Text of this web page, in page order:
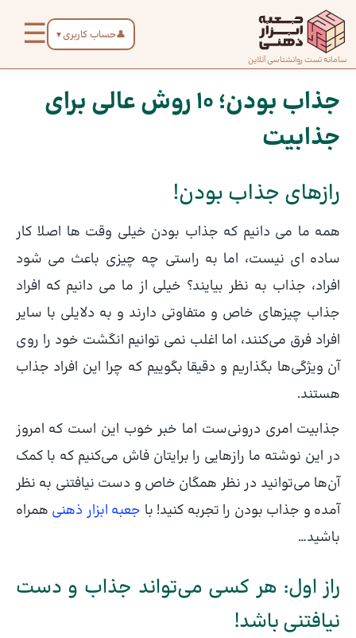
محتوا
سامانه تست روانشناسی آنلاین
👤حساب کاربری ▼
☰
صفحه
اصلی
درباره
تماس
با ما
دسته‌بندی
تست‌ها
جذاب بودن؛ ۱۰ روش عالی برای
جذابیت
رازهای جذاب بودن!
همه ما می دانیم که جذاب بودن خیلی وقت ها اصلا کار
ساده ای نیست، اما به راستی چه چیزی باعث می شود
افراد، جذاب به نظر بیایند؟ خیلی از ما می دانیم که افراد
جذاب چیزهای خاص و متفاوتی دارند و به دلایلی با سایر
افراد فرق می‌کنند، اما اغلب نمی توانیم انگشت خود را روی
آن ویژگی‌ها بگذاریم و دقیقا بگوییم که چرا این افراد جذاب
هستند.
جذابیت امری درونی‌ست اما خبر خوب این است که امروز
در این نوشته ما رازهایی را برایتان فاش می‌کنیم که با کمک
آن‌ها می‌توانید در نظر همگان خاص و دست نیافتنی به نظر
آمده و جذاب بودن را تجربه کنید! با جعبه ابزار ذهنی همراه
باشید…
راز اول: هر کسی می‌تواند جذاب و دست
نیافتنی باشد!
پیمایش